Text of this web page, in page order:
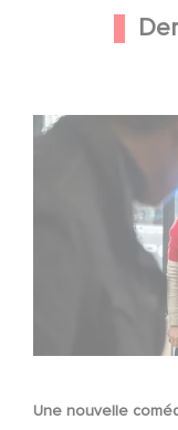
Une nouvelle
Une nouvelle
Garcia en 2027 !